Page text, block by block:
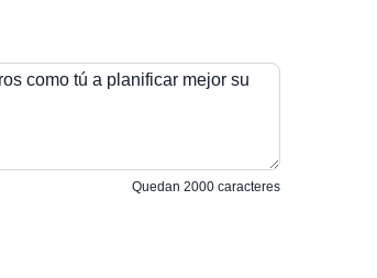
como tú a planificar mejor su
Quedan 2000 caracteres